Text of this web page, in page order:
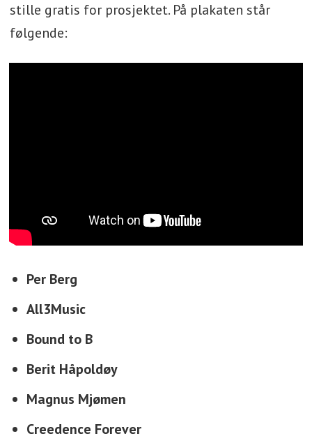
stille gratis for prosjektet. På plakaten står
følgende:
Per Berg
All3Music
Bound to B
Berit Håpoldøy
Magnus Mjømen
Creedence Forever